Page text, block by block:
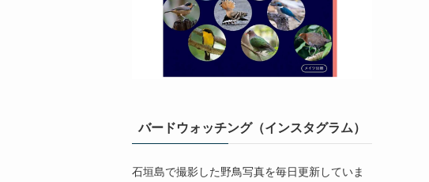
バードウォッチング（インスタグラム）
石垣島で撮影した野鳥写真を毎日更新していま